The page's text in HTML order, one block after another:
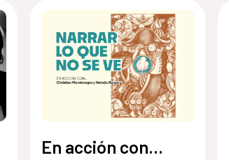
En acción con...